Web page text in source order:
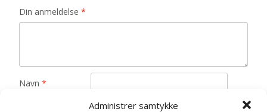
Administrer samtykke
Din anmeldelse *
Navn *